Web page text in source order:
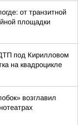
от транзитной
площадки
под Кирилловом
на квадроцикле
возглавил